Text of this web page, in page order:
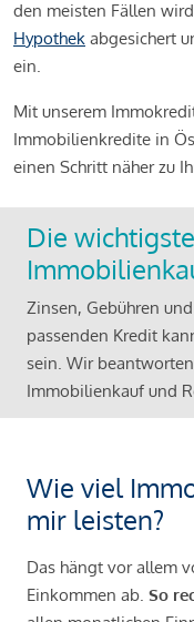
den meisten Fällen
Hypothek abgesichert
ein.
Mit unserem
Immobilienkredite in
einen Schritt näher zu
Die
Zinsen, Gebühren
passenden Kredit
sein. Wir
Immobilienkauf und
Wie viel
mir leisten?
Das hängt vor allem
Einkommen ab. So